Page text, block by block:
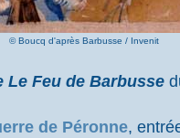
© Boucq d'après Barbusse / Invenit
Feu de Barbusse
de Péronne,